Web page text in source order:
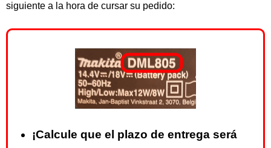
siguiente a la hora de cursar su pedido:
¡Calcule que el plazo de entrega será